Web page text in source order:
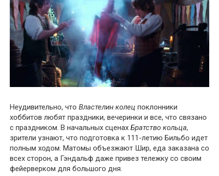
Неудивительно, что Властелин колец поклонники
хоббитов любят праздники, вечеринки и все, что связано
с праздником. В начальных сценах Братство кольца,
зрители узнают, что подготовка к 111-летию Бильбо идет
полным ходом. Матомы объезжают Шир, еда заказана со
всех сторон, а Гэндальф даже привез тележку со своим
фейерверком для большого дня.